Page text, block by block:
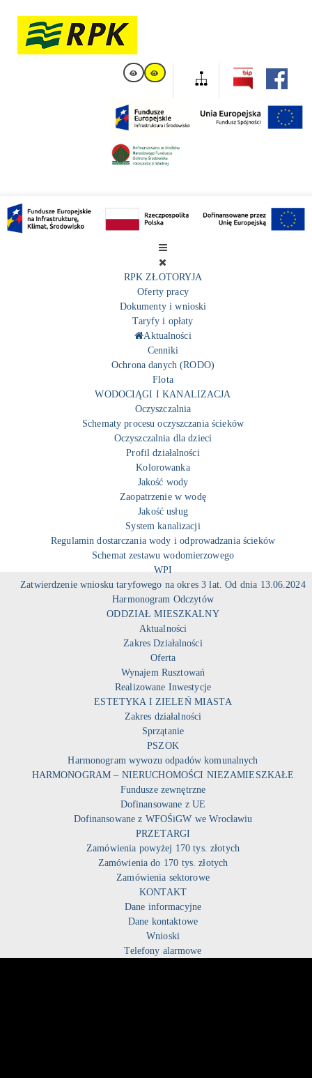
RPK ZŁOTORYJA
Oferty pracy
Dokumenty i wnioski
Taryfy i opłaty
Aktualności
Cenniki
Ochrona danych (RODO)
Flota
WODOCIĄGI I KANALIZACJA
Oczyszczalnia
Schematy procesu oczyszczania ścieków
Oczyszczalnia dla dzieci
Profil działalności
Kolorowanka
Jakość wody
Zaopatrzenie w wodę
Jakość usług
System kanalizacji
Regulamin dostarczania wody i odprowadzania ścieków
Schemat zestawu wodomierzowego
WPI
Zatwierdzenie wniosku taryfowego na okres 3 lat. Od dnia 13.06.2024
Harmonogram Odczytów
ODDZIAŁ MIESZKALNY
Aktualności
Zakres Działalności
Oferta
Wynajem Rusztowań
Realizowane Inwestycje
ESTETYKA I ZIELEŃ MIASTA
Zakres działalności
Sprzątanie
PSZOK
Harmonogram wywozu odpadów komunalnych
HARMONOGRAM – NIERUCHOMOŚCI NIEZAMIESZKAŁE
Fundusze zewnętrzne
Dofinansowane z UE
Dofinansowane z WFOŚiGW we Wrocławiu
PRZETARGI
Zamówienia powyżej 170 tys. złotych
Zamówienia do 170 tys. złotych
Zamówienia sektorowe
KONTAKT
Dane informacyjne
Dane kontaktowe
Wnioski
Telefony alarmowe